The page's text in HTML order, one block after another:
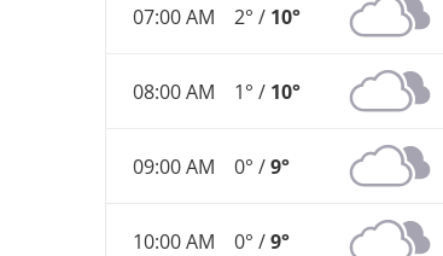
07:00 AM 2° / 10°
08:00 AM 1° / 10°
09:00 AM 0° /9°
10:00 AM 0° /9°